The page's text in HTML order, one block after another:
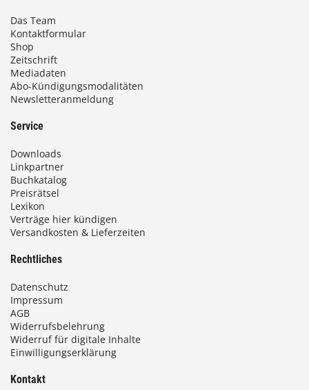
Das Team
Kontaktformular
Shop
Zeitschrift
Mediadaten
Abo-Kündigungsmodalitäten
Newsletteranmeldung
Service
Downloads
Linkpartner
Buchkatalog
Preisrätsel
Lexikon
Verträge hier kündigen
Versandkosten & Lieferzeiten
Rechtliches
Datenschutz
Impressum
AGB
Widerrufsbelehrung
Widerruf für digitale Inhalte
Einwilligungserklärung
Kontakt